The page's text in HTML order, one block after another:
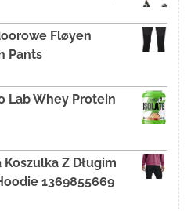
Fløyen
Pants
Lab Whey Protein
Z Długim
1369855669